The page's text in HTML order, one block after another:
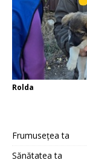
Rolda
Frumusețea ta
Sănătatea ta